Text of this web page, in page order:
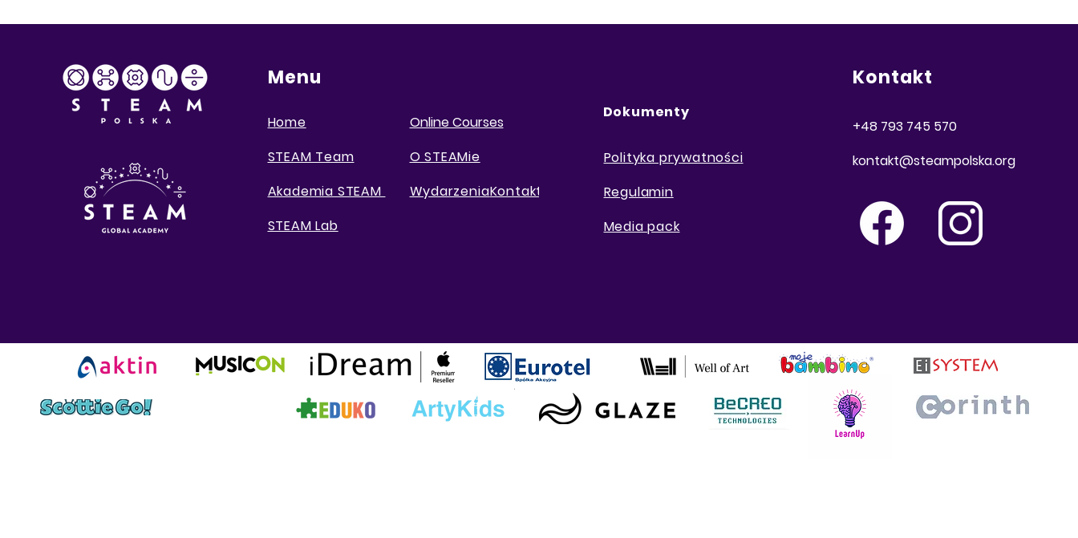
Menu
Home
STEAM Team
Akademia STEAM
STEAM Lab
Online Courses
O STEAMie
WydarzeniaKontakt
Dokumenty
Polityka prywatności
Regulamin
Media pack
Kontakt
+48 793 745 570
kontakt@steampolska.org